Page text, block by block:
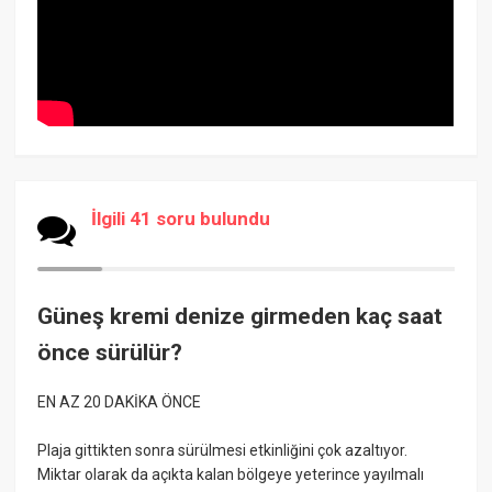
İlgili 41 soru bulundu
Güneş kremi denize girmeden kaç saat
önce sürülür?
EN AZ 20 DAKİKA ÖNCE
Plaja gittikten sonra sürülmesi etkinliğini çok azaltıyor.
Miktar olarak da açıkta kalan bölgeye yeterince yayılmalı